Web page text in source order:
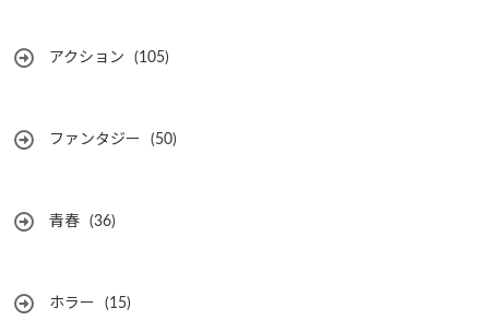
アクション (105)
ファンタジー (50)
青春 (36)
ホラー (15)